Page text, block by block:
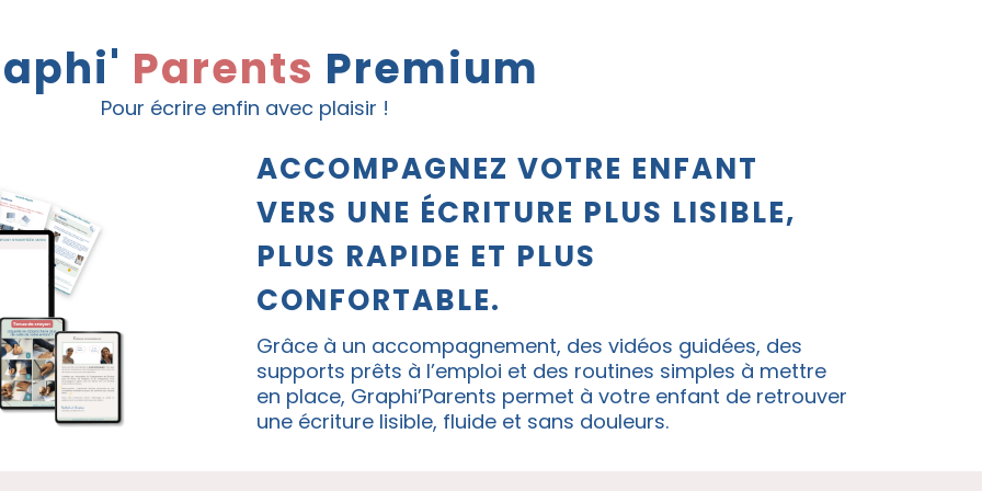
Parents Premium
Pour écrire enfin avec plaisir !
ACCOMPAGNEZ VOTRE ENFANT
VERS UNE ÉCRITURE PLUS LISIBLE,
PLUS RAPIDE ET PLUS
CONFORTABLE.
Grâce à un accompagnement, des vidéos guidées, des
supports prêts à l’emploi et des routines simples à mettre
en place, Graphi’Parents permet à votre enfant de retrouver
une écriture lisible, fluide et sans douleurs.